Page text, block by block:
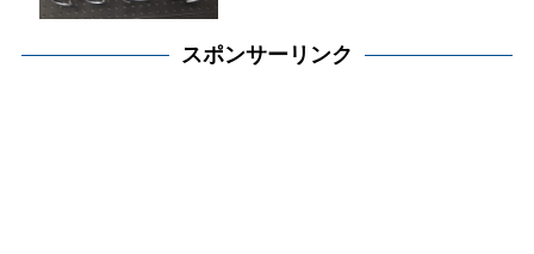
スポンサーリンク